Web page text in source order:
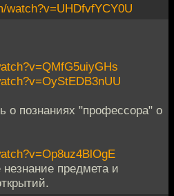
watch?v=UHDfvfYCY0U
о познаниях "профессора" о
предмета и